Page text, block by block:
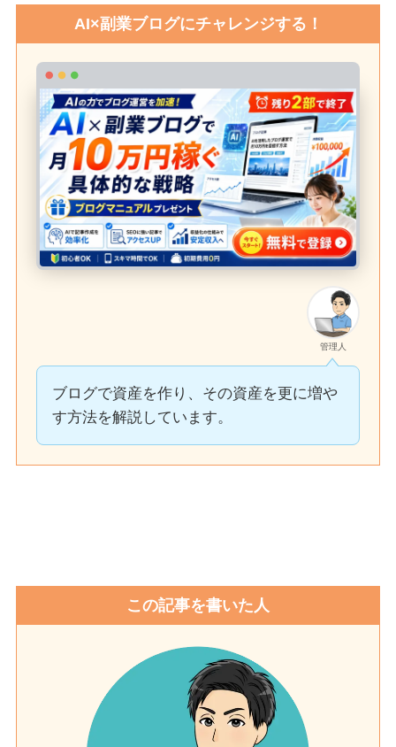
AI×副業ブログにチャレンジする！
管理人
ブログで資産を作り、その資産を更に増や
す方法を解説しています。
この記事を書いた人